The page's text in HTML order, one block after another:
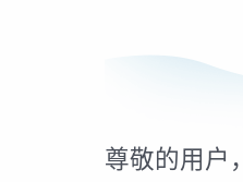
尊敬的用户